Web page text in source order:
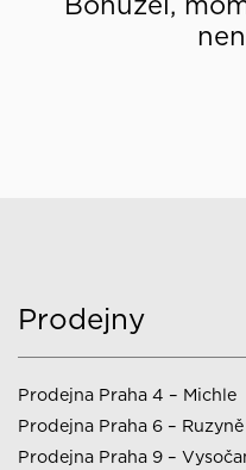
Prodejny
Prodejna Praha 4 – Michle
Prodejna Praha 6 – Ruzyně
Prodejna Praha 9 –